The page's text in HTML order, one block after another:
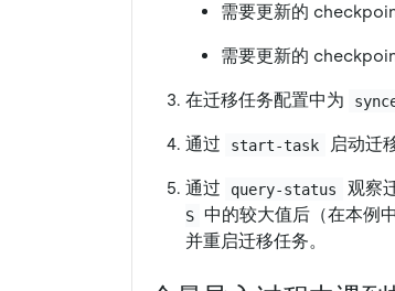
需要更新的
需要更新的
在迁移任务配置中为
通过 start-task 启动迁
通过 query-status 观察
S 中的较大值后（在本例
并重启迁移任务。